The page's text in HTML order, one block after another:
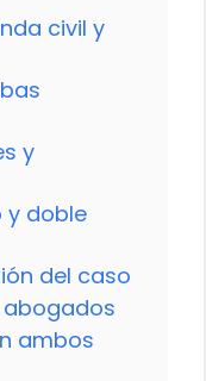
civil y
y
y doble
del caso
ambos